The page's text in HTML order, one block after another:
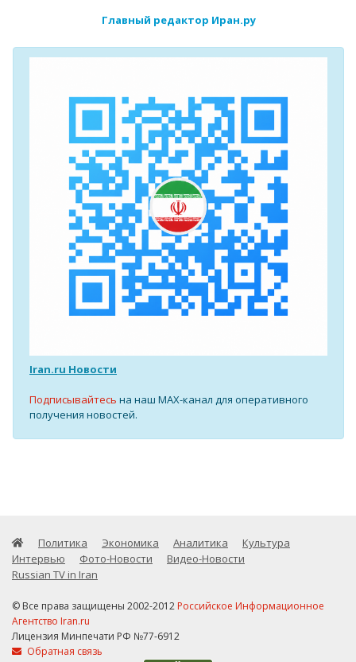
Главный редактор Иран.ру
Iran.ru Новости
Подписывайтесь на наш MAX-канал для оперативного
получения новостей.
Политика Экономика Аналитика
Культура
Интервью
Фото-Новости
Видео-Новости
Russian TV in Iran
© Все права защищены 2002-2012 Российское Информационное
Агентство Iran.ru
Лицензия Минпечати РФ №77-6912
Обратная связь